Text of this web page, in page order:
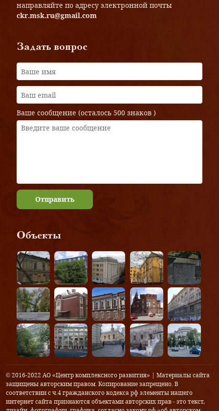
направляйте по адресу электронной почты
ckr.msk.ru@gmail.com
Задать вопрос
Ваше сообщение (осталось 500 знаков )
Отправить
Объекты
© 2016-2022 АО «Центр комплексного развития» | Материалы сайта
защищены авторским правом. Копирование запрещено. В
соответствии с ч.4 гражданского кодекса рф элементы нашего
интернет сайта признаются объектами авторских прав - это текст,